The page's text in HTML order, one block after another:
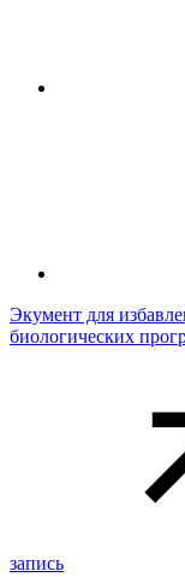
Экумент для
биологических
запись